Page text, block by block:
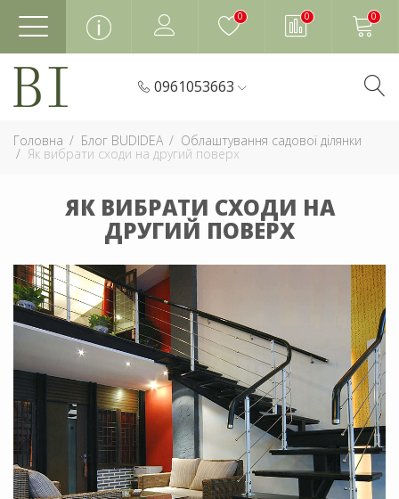
0 0 0
0961053663
Головна Блог BUDIDEA Облаштування садової ділянки
Як вибрати сходи на другий поверх
ЯК ВИБРАТИ СХОДИ НА
ДРУГИЙ ПОВЕРХ